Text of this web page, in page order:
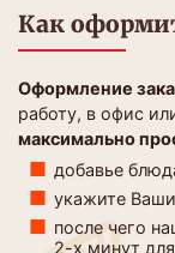
Как
Оформление
работу, в офис
максимально
добавье
укажите
после чего
2-х минут